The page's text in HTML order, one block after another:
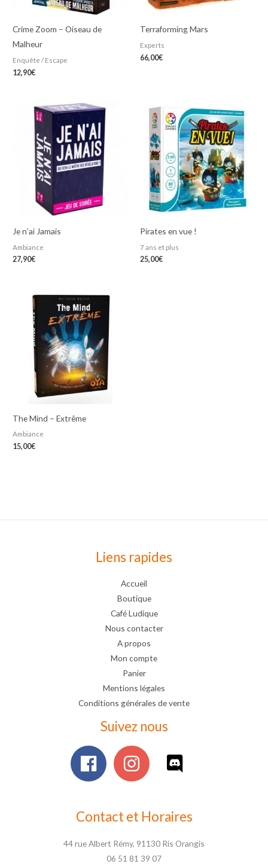
Crime Zoom – Oiseau de
Malheur
Enquête / Escape
12,90€
Terraforming Mars
Experts
66,00€
Je n’ai Jamais
Ambiance
27,90€
Pirates en vue !
7 ans et plus
25,00€
The Mind – Extrême
Ambiance
15,00€
Liens rapides
Accueil
Boutique
Café Ludique
Nous contacter
A propos
Mon compte
Panier
Mentions légales
Conditions générales de vente
Suivez nous
Contact et Horaires
44 rue Albert Rémy, 91130 Ris Orangis
06 51 81 39 07